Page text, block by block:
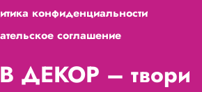
конфиденциальности
соглашение
ДЕКОР – твори